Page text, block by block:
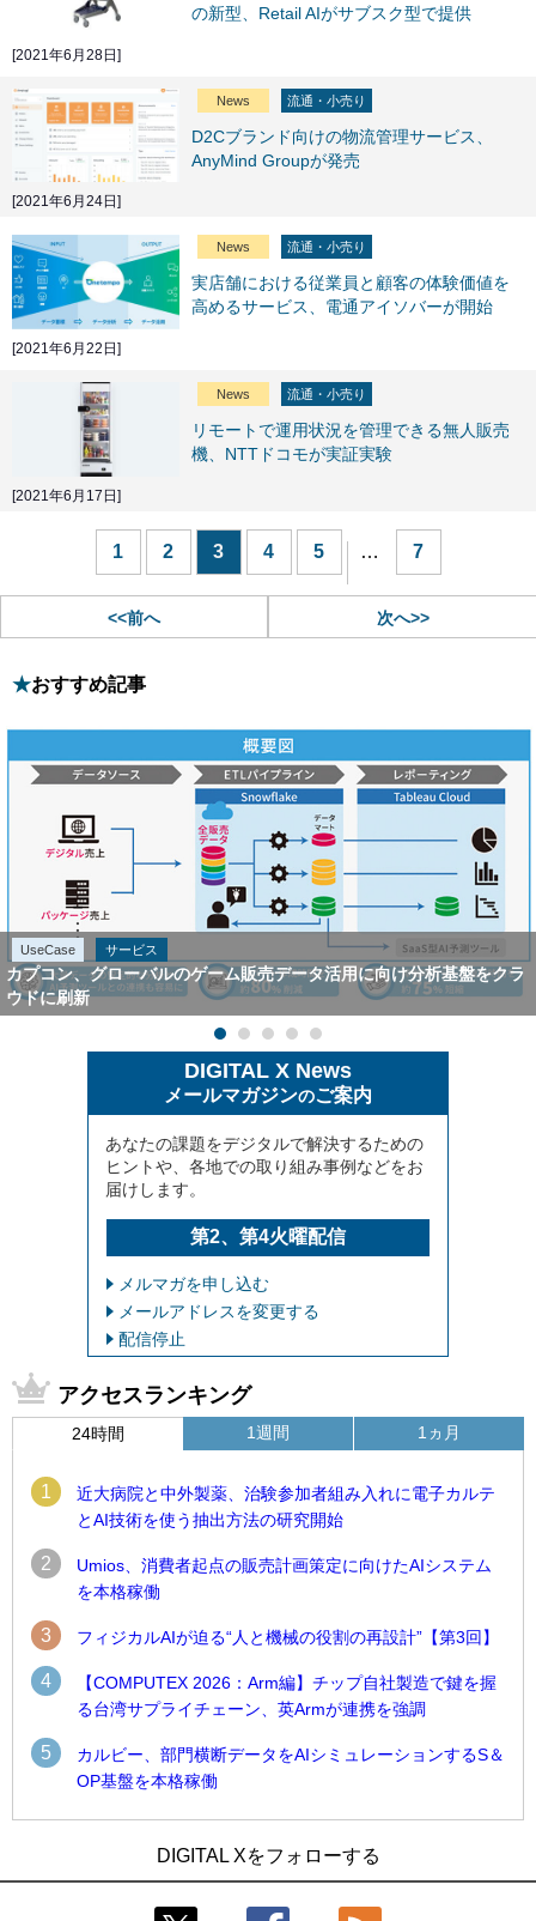
の新型、Retail AIがサブスク型で提供
[2021年6月28日]
News 流通・小売り
D2Cブランド向けの物流管理サービス、
AnyMind Groupが発売
[2021年6月24日]
News 流通・小売り
実店舗における従業員と顧客の体験価値を
高めるサービス、電通アイソバーが開始
[2021年6月22日]
News 流通・小売り
リモートで運用状況を管理できる無人販売
機、NTTドコモが実証実験
[2021年6月17日]
<<前へ
1 2 3 4 5 … 7
次へ>>
おすすめ記事
UseCase サービス
カプコン、グローバルのゲーム販売データ活用に向け分析基盤をクラ
ウドに刷新
DIGITAL X News
メールマガジンのご案内
あなたの課題をデジタルで解決するための
ヒントや、各地での取り組み事例などをお
届けします。
第2、第4火曜配信
メルマガを申し込む
メールアドレスを変更する
配信停止
アクセスランキング
24時間
1
近大病院と中外製薬、治験参加者組み入れに電子カルテ
とAI技術を使う抽出方法の研究開始
2
Umios、消費者起点の販売計画策定に向けたAIシステム
を本格稼働
3 フィジカルAIが迫る“人と機械の役割の再設計”【第3回】
4
【COMPUTEX 2026：Arm編】チップ自社製造で鍵を握
る台湾サプライチェーン、英Armが連携を強調
5
カルビー、部門横断データをAIシミュレーションするS＆
OP基盤を本格稼働
1週間
製造業の現場の暗黙知を組織横断で活用するためのナレッジ
1ヵ月
合基盤を本格稼働
鹿島建設、鋼管柱へのコンクリート充填時の異常を検出する
DIGITAL Xをフォローする